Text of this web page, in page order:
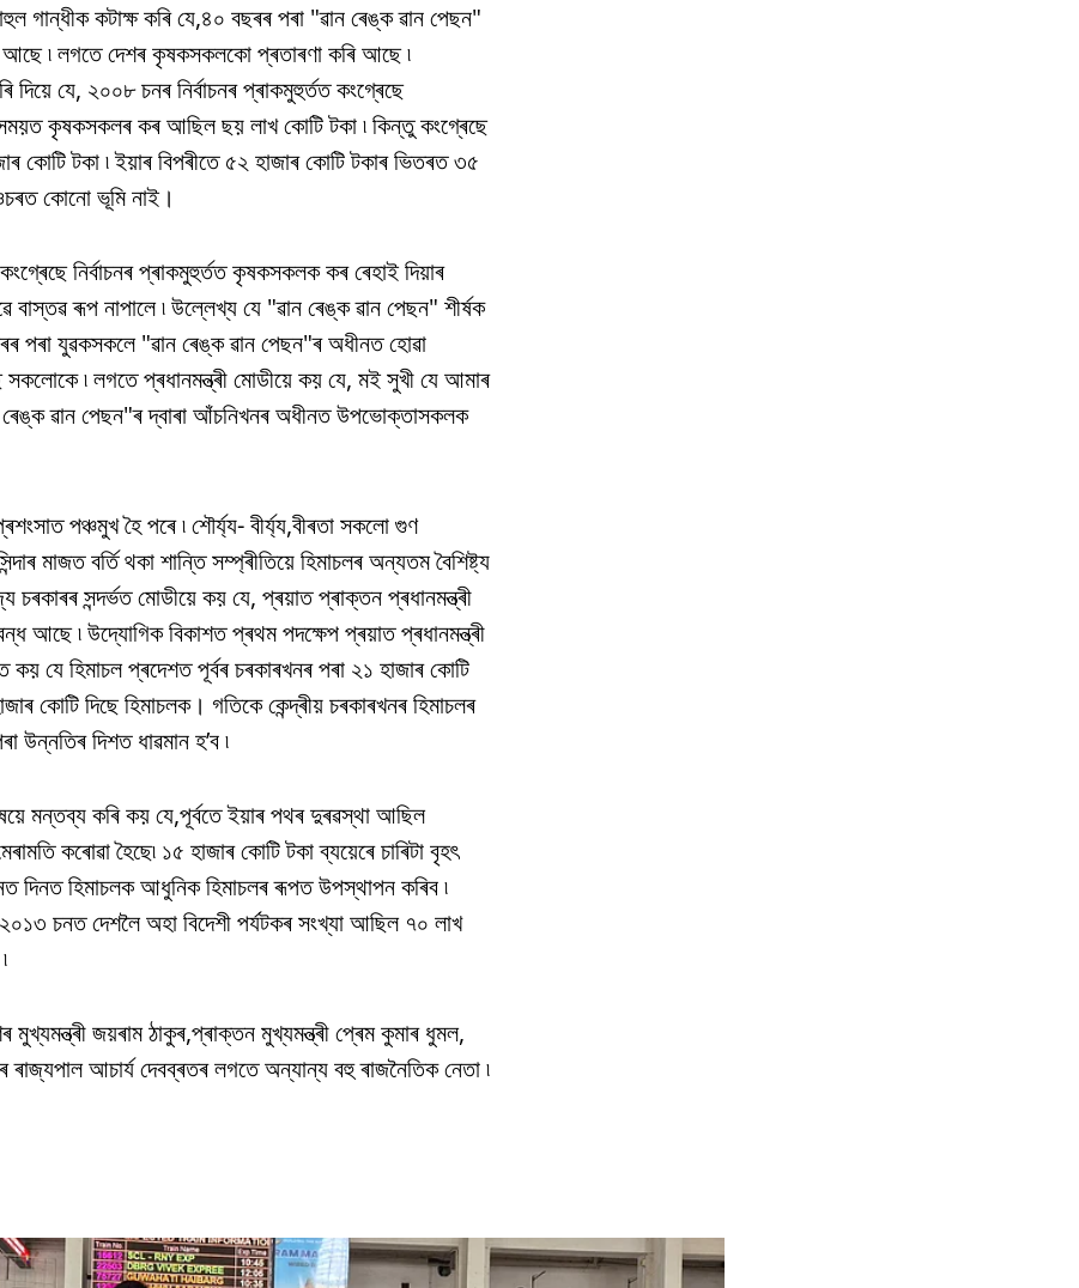
গান্ধীক কটাক্ষ কৰি যে,৪০ বছৰৰ পৰা "ৱান ৰেঙ্ক ৱান পেছন"
৷ লগতে দেশৰ কৃষকসকলকো প্ৰতাৰণা কৰি আছে ৷
যে, ২০০৮ চনৰ নিৰ্বাচনৰ প্ৰাকমুহুৰ্তত কংগ্ৰেছে
কৃষকসকলৰ কৰ আছিল ছয় লাখ কোটি টকা ৷ কিন্তু কংগ্ৰেছে
কোটি টকা ৷ ইয়াৰ বিপৰীতে ৫২ হাজাৰ কোটি টকাৰ ভিতৰত ৩৫
কোনো ভূমি নাই।
নিৰ্বাচনৰ প্ৰাকমুহুৰ্তত কৃষকসকলক কৰ ৰেহাই দিয়াৰ
ৰূপ নাপালে ৷ উল্লেখ্য যে "ৱান ৰেঙ্ক ৱান পেছন" শীৰ্ষক
পৰা যুৱকসকলে "ৱান ৰেঙ্ক ৱান পেছন"ৰ অধীনত হোৱা
সকলোকে ৷ লগতে প্ৰধানমন্ত্ৰী মোডীয়ে কয় যে, মই সুখী যে আমাৰ
ৰেঙ্ক ৱান পেছন"ৰ দ্বাৰা আঁচনিখনৰ অধীনত উপভোক্তাসকলক
পঞ্চমুখ হৈ পৰে ৷ শৌৰ্য্য- বীৰ্য্য,বীৰতা সকলো গুণ
মাজত বৰ্তি থকা শান্তি সম্প্ৰীতিয়ে হিমাচলৰ অন্যতম বৈশিষ্ট্য
সন্দৰ্ভত মোডীয়ে কয় যে, প্ৰয়াত প্ৰাক্তন প্ৰধানমন্ত্ৰী
আছে ৷ উদ্যোগিক বিকাশত প্ৰথম পদক্ষেপ প্ৰয়াত প্ৰধানমন্ত্ৰী
কয় যে হিমাচল প্ৰদেশত পূৰ্বৰ চৰকাৰখনৰ পৰা ২১ হাজাৰ কোটি
কোটি দিছে হিমাচলক। গতিকে কেন্দ্ৰীয় চৰকাৰখনৰ হিমাচলৰ
দিশত ধাৱমান হ’ব ৷
মন্তব্য কৰি কয় যে,পূৰ্বতে ইয়াৰ পথৰ দুৰৱস্থা আছিল
কৰোৱা হৈছে৷ ১৫ হাজাৰ কোটি টকা ব্যয়েৰে চাৰিটা বৃহৎ
দিনত হিমাচলক আধুনিক হিমাচলৰ ৰূপত উপস্থাপন কৰিব ৷
২০১৩ চনত দেশলৈ অহা বিদেশী পৰ্যটকৰ সংখ্যা আছিল ৭০ লাখ
জয়ৰাম ঠাকুৰ,প্ৰাক্তন মুখ্যমন্ত্ৰী প্ৰেম কুমাৰ ধুমল,
ৰাজ্যপাল আচাৰ্য দেবব্ৰতৰ লগতে অন্যান্য বহু ৰাজনৈতিক নেতা ৷